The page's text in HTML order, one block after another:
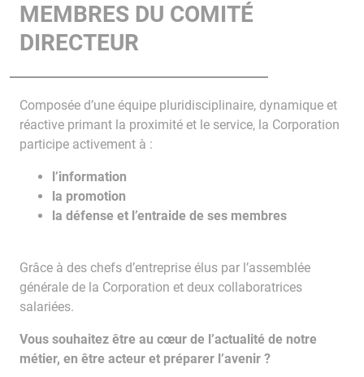
MEMBRES DU COMITÉ
DIRECTEUR
Composée d’une équipe pluridisciplinaire, dynamique et
réactive primant la proximité et le service, la Corporation
participe activement à :
l’information
la promotion
la défense et l’entraide de ses membres
Grâce à des chefs d’entreprise élus par l’assemblée
générale de la Corporation et deux collaboratrices
salariées.
Vous souhaitez être au cœur de l’actualité de notre
métier, en être acteur et préparer l’avenir ?